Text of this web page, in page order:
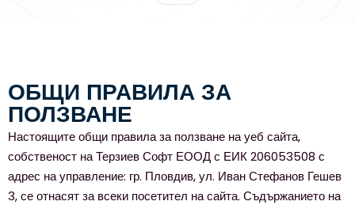
ОБЩИ ПРАВИЛА ЗА
ПОЛЗВАНЕ
Настоящите общи правила за ползване на уеб сайта,
собственост на Терзиев Софт ЕООД с ЕИК 206053508 с
адрес на управление: гр. Пловдив, ул. Иван Стефанов Гешев
3, се отнасят за всеки посетител на сайта. Съдържанието на
Запознат съм и се съгласявам сПолитиката за
поверителност